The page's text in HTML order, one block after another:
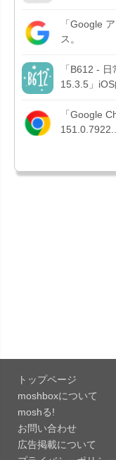
「Google
ス。
「B612 -
15.3.5」iOS
「Google
151.0.7922....
「
「
「Pokémon
ス。
トップページ
moshboxについて
moshる!
お問い合わせ
広告掲載について